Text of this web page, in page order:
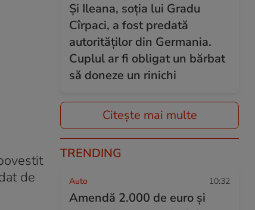
de
Și Ileana, soţia lui Gradu
Cîrpaci, a fost predată
autorităţilor din Germania.
Cuplul ar fi obligat un bărbat
să doneze un rinichi
Citește mai multe
TRENDING
Auto 10:32
Amendă 2.000 de euro și